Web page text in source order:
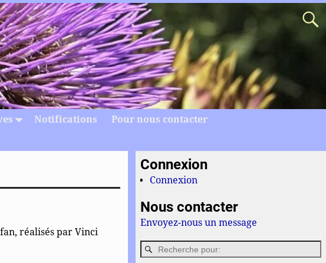
Notifications
Pour nous contacter
réalisés par Vinci
Connexion
Connexion
Nous contacter
Envoyez-nous un message